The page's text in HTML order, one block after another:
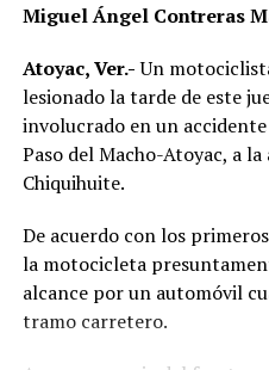
Miguel Ángel Contreras
Atoyac, Ver.-Un
lesionado la tarde de este
involucrado en un
Paso del Macho-Atoyac, a
Chiquihuite.
De acuerdo con los
la motocicleta
alcance por un automóvil
tramo carretero.